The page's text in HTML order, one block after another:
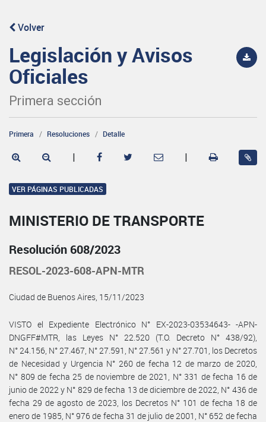
Volver
Legislación y Avisos
Oficiales
Primera sección
Primera Resoluciones Detalle
| |
VER PÁGINAS PUBLICADAS
MINISTERIO DE TRANSPORTE
Resolución 608/2023
RESOL-2023-608-APN-MTR
Ciudad de Buenos Aires, 15/11/2023
VISTO el Expediente Electrónico N° EX-2023-03534643- -APN-
DNGFF#MTR, las Leyes N° 22.520 (T.O. Decreto N° 438/92),
N° 24.156, N° 27.467, N° 27.591, N° 27.561 y N° 27.701, los Decretos
de Necesidad y Urgencia N° 260 de fecha 12 de marzo de 2020,
N° 809 de fecha 25 de noviembre de 2021, N° 331 de fecha 16 de
junio de 2022 y N° 829 de fecha 13 de diciembre de 2022, N° 436 de
fecha 29 de agosto de 2023, los Decretos N° 101 de fecha 18 de
enero de 1985, N° 976 de fecha 31 de julio de 2001, N° 652 de fecha